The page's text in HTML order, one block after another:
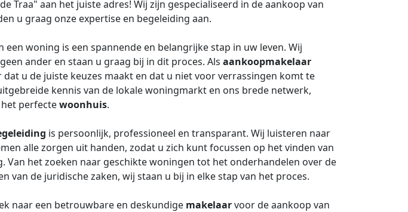
Traa" aan het juiste adres! Wij zijn gespecialiseerd in de aankoop van
u graag onze expertise en begeleiding aan.
een woning is een spannende en belangrijke stap in uw leven. Wij
ander en staan u graag bij in dit proces. Als aankoopmakelaar
u de juiste keuzes maakt en dat u niet voor verrassingen komt te
kennis van de lokale woningmarkt en ons brede netwerk,
perfectewoonhuis.
is persoonlijk, professioneel en transparant. Wij luisteren naar
alle zorgen uit handen, zodat u zich kunt focussen op het vinden van
Van het zoeken naar geschikte woningen tot het onderhandelen over de
van de juridische zaken, wij staan u bij in elke stap van het proces.
naar een betrouwbare en deskundige makelaarvoor de aankoop van